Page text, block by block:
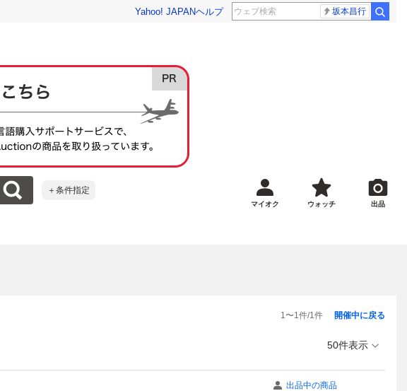
Yahoo! JAPANヘルプ 坂本昌行
＋条件指定
マイオク ウォッチ 出品
1〜1件/1件 開催中に戻る
50件表示
出品中の商品